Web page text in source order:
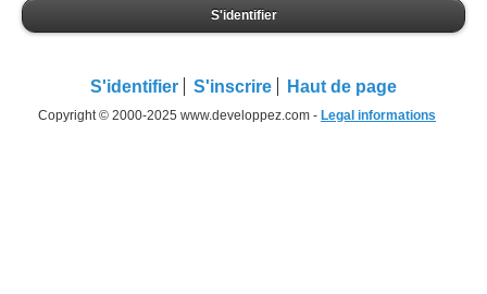
S'identifier
S'identifier S'inscrire Haut de page
Copyright © 2000-2025 www.developpez.com - Legal informations